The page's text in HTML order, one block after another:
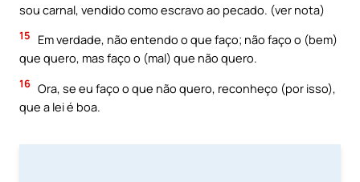
sou carnal, vendido como escravo ao pecado. (ver nota)
15
Em verdade, não entendo o que faço; não faço o (bem)
que quero, mas faço o (mal) que não quero.
16 Ora, se eu faço o que não quero, reconheço (por isso),
que a lei é boa.